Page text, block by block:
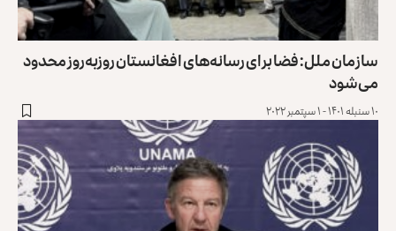
سازمان ملل: فضا برای رسانه‌های افغانستان روزبه‌روز محدود
می‌‎شود
۱۰ سنبله ۱۴۰۱ - ۱ سپتمبر ۲۰۲۲